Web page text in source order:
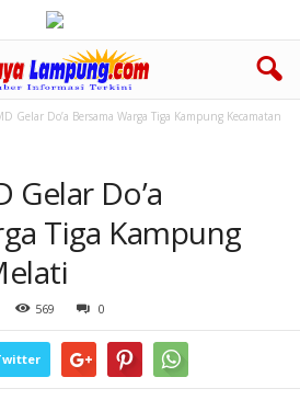
Gelar Do’a Bersama Warga Tiga Kampung Kecamatan
Gelar Do’a
Tiga Kampung
569 0